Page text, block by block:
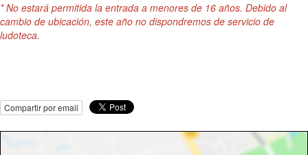
* No estará permitida la entrada a menores de 16 años. Debido al
cambio de ubicación, este año no dispondremos de servicio de
ludoteca.
Compartir por email